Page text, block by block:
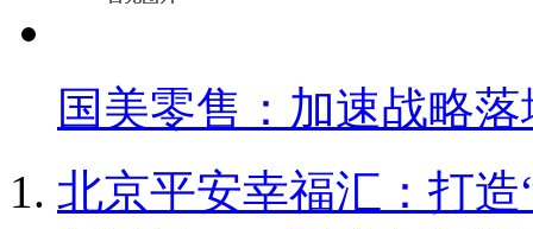
国美零售：加速战略
北京平安幸福汇：打